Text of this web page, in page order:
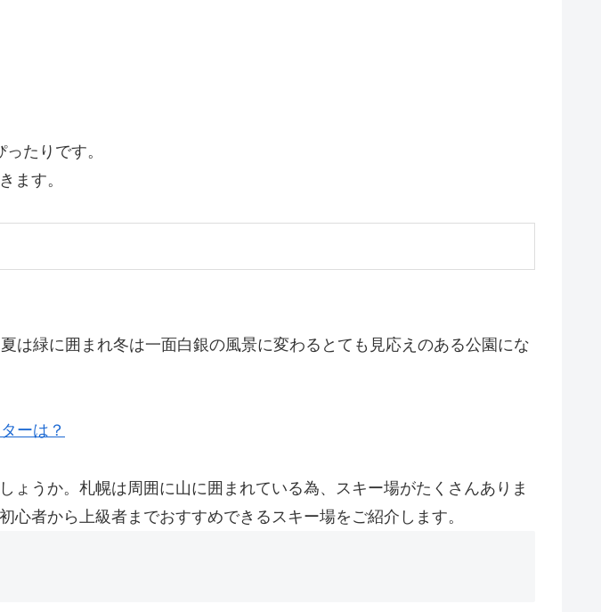
たりです。
ます。
は緑に囲まれ冬は一面白銀の風景に変わるとても見応えのある公園にな
ーは？
うか。札幌は周囲に山に囲まれている為、スキー場がたくさんありま
者から上級者までおすすめできるスキー場をご紹介します。